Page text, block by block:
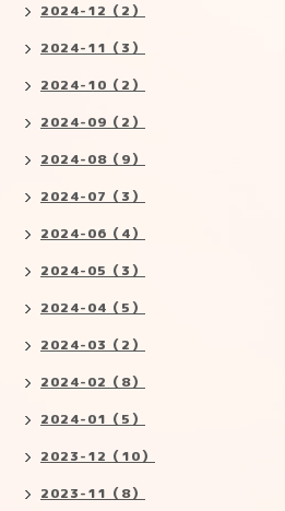
2024-12（2）
2024-11（3）
2024-10（2）
2024-09（2）
2024-08（9）
2024-07（3）
2024-06（4）
2024-05（3）
2024-04（5）
2024-03（2）
2024-02（8）
2024-01（5）
2023-12（10）
2023-11（8）